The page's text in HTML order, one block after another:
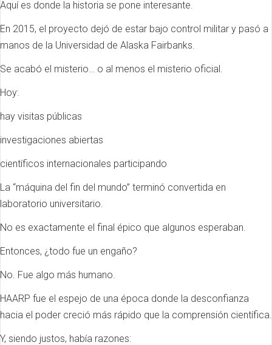
Aquí es donde la historia se pone interesante.
En 2015, el proyecto dejó de estar bajo control militar y pasó a
manos de la Universidad de Alaska Fairbanks.
Se acabó el misterio… o al menos el misterio oficial.
Hoy:
hay visitas públicas
investigaciones abiertas
científicos internacionales participando
La “máquina del fin del mundo” terminó convertida en
laboratorio universitario.
No es exactamente el final épico que algunos esperaban.
Entonces, ¿todo fue un engaño?
No. Fue algo más humano.
HAARP fue el espejo de una época donde la desconfianza
hacia el poder creció más rápido que la comprensión científica.
Y, siendo justos, había razones: